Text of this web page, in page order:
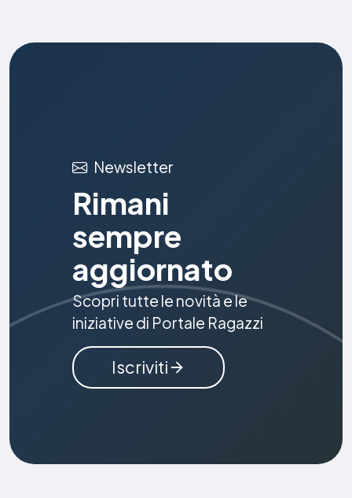
Newsletter
Rimani
sempre
aggiornato
Scopri tutte le novità e le
iniziative di Portale Ragazzi
Iscriviti